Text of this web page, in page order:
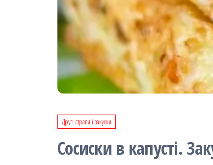
Другі страви і закуски
Сосиски в капусті.